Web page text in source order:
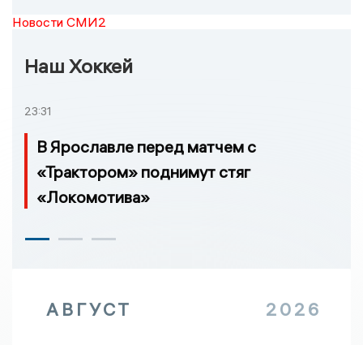
Новости СМИ2
Наш Хоккей
23:31
В Ярославле перед матчем с
«Трактором» поднимут стяг
«Локомотива»
АВГУСТ 2026